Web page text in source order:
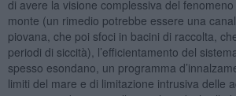
di avere la visione complessiva del
monte (un rimedio potrebbe essere una
piovana, che poi sfoci in bacini di raccolta,
periodi di siccità), l’efficientamento del
spesso esondano, un programma
limiti del mare e di limitazione intrusiva delle